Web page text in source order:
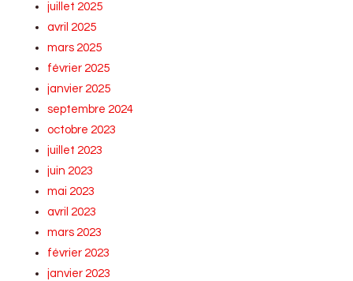
juillet 2025
avril 2025
mars 2025
février 2025
janvier 2025
septembre 2024
octobre 2023
juillet 2023
juin 2023
mai 2023
avril 2023
mars 2023
février 2023
janvier 2023